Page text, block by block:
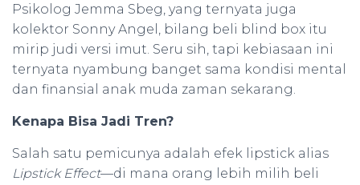
Psikolog Jemma Sbeg, yang ternyata juga
kolektor Sonny Angel, bilang beli blind box itu
mirip judi versi imut. Seru sih, tapi kebiasaan ini
ternyata nyambung banget sama kondisi mental
dan finansial anak muda zaman sekarang.
Kenapa Bisa Jadi Tren?
Salah satu pemicunya adalah efek lipstick alias
Lipstick Effect—di mana orang lebih milih beli